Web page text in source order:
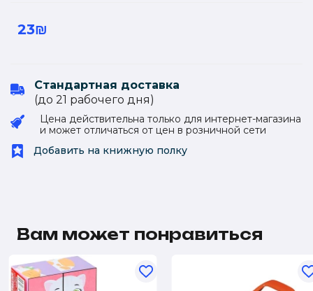
23₪
Стандартная доставка
(до 21 рабочего дня)
Цена действительна только для интернет-магазина
и может отличаться от цен в розничной сети
Добавить на книжную полку
Вам может понравиться